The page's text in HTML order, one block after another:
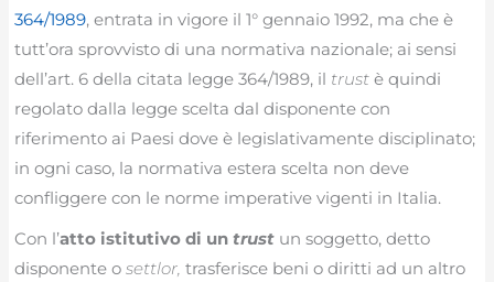
364/1989, entrata in vigore il 1° gennaio 1992, ma che è
tutt’ora sprovvisto di una normativa nazionale; ai sensi
dell’art. 6 della citata legge 364/1989, il trust è quindi
regolato dalla legge scelta dal disponente con
riferimento ai Paesi dove è legislativamente disciplinato;
in ogni caso, la normativa estera scelta non deve
confliggere con le norme imperative vigenti in Italia.
Con l’atto istitutivo di untrust un soggetto, detto
disponente osettlor, trasferisce beni o diritti ad un altro